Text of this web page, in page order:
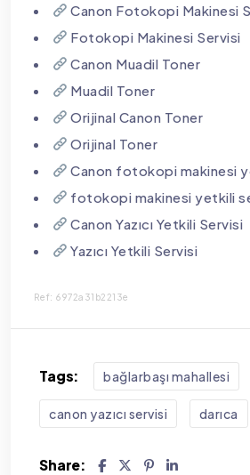
Canon Fotokopi Makinesi
Fotokopi Makinesi Servisi
Canon Muadil Toner
Muadil Toner
Orijinal Canon Toner
Orijinal Toner
Canon fotokopi makinesi
fotokopi makinesi yetkili
Canon Yazıcı Yetkili Servisi
Yazıcı Yetkili Servisi
Ref: 6972a31b2213e
Tags: bağlarbaşı mahallesi
canon yazıcı servisi darıca
Share: